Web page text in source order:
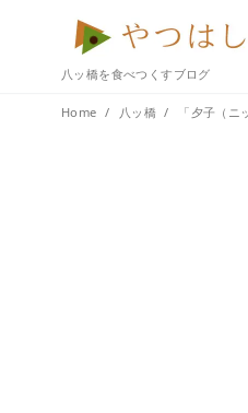
八ッ橋を食べつくすブログ
Home 八ッ橋 「夕子（